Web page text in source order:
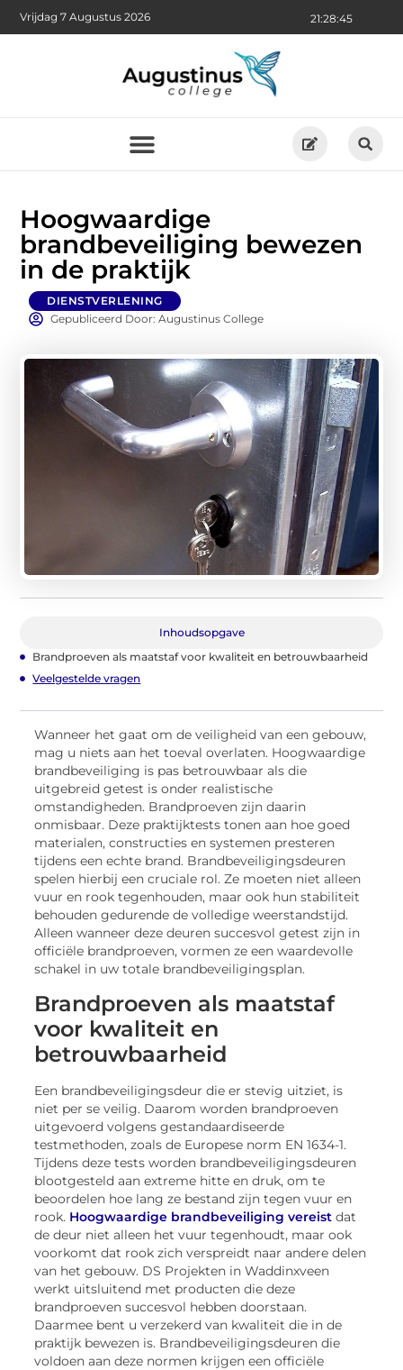
21:28:46
Vrijdag 7 Augustus 2026
Hoogwaardige
brandbeveiliging bewezen
in de praktijk
DIENSTVERLENING
Gepubliceerd Door: Augustinus College
Inhoudsopgave
Brandproeven als maatstaf voor kwaliteit en betrouwbaarheid
Veelgestelde vragen
Wanneer het gaat om de veiligheid van een gebouw,
mag u niets aan het toeval overlaten. Hoogwaardige
brandbeveiliging is pas betrouwbaar als die
uitgebreid getest is onder realistische
omstandigheden. Brandproeven zijn daarin
onmisbaar. Deze praktijktests tonen aan hoe goed
materialen, constructies en systemen presteren
tijdens een echte brand. Brandbeveiligingsdeuren
spelen hierbij een cruciale rol. Ze moeten niet alleen
vuur en rook tegenhouden, maar ook hun stabiliteit
behouden gedurende de volledige weerstandstijd.
Alleen wanneer deze deuren succesvol getest zijn in
officiële brandproeven, vormen ze een waardevolle
schakel in uw totale brandbeveiligingsplan.
Brandproeven als maatstaf
voor kwaliteit en
betrouwbaarheid
Een brandbeveiligingsdeur die er stevig uitziet, is
niet per se veilig. Daarom worden brandproeven
uitgevoerd volgens gestandaardiseerde
testmethoden, zoals de Europese norm EN 1634-1.
Tijdens deze tests worden brandbeveiligingsdeuren
blootgesteld aan extreme hitte en druk, om te
beoordelen hoe lang ze bestand zijn tegen vuur en
rook. Hoogwaardige brandbeveiliging vereist dat
de deur niet alleen het vuur tegenhoudt, maar ook
voorkomt dat rook zich verspreidt naar andere delen
van het gebouw. DS Projekten in Waddinxveen
werkt uitsluitend met producten die deze
brandproeven succesvol hebben doorstaan.
Daarmee bent u verzekerd van kwaliteit die in de
praktijk bewezen is. Brandbeveiligingsdeuren die
voldoen aan deze normen krijgen een officiële